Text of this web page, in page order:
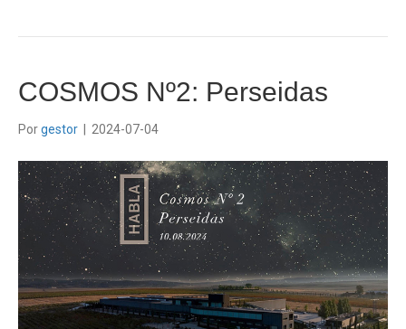
COSMOS Nº2: Perseidas
Porgestor 2024-07-04